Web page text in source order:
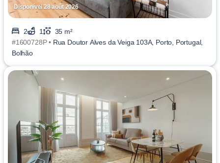
Disponível 28 août 2026
2 1
35 m²
#1600728P • Rua Doutor Alves da Veiga 103A, Porto, Portugal,
Bolhão